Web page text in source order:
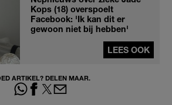
Kops (18) overspoelt
Facebook: 'Ik kan dit er
gewoon niet bij hebben'
LEES OOK
ARTIKEL? DELEN MAAR.